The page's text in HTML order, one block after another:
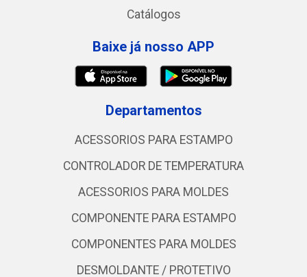
Catálogos
Baixe já nosso APP
Departamentos
ACESSORIOS PARA ESTAMPO
CONTROLADOR DE TEMPERATURA
ACESSORIOS PARA MOLDES
COMPONENTE PARA ESTAMPO
COMPONENTES PARA MOLDES
DESMOLDANTE / PROTETIVO